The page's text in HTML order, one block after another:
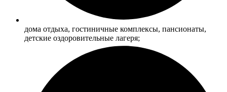
дома отдыха, гостиничные комплексы, пансионаты,
детские оздоровительные лагеря;